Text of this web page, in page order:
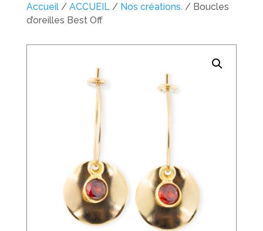
Accueil/ ACCUEIL/ Nos créations./ Boucles
d’oreilles Best Off